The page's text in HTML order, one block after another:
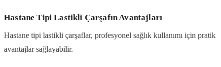
Hastane Tipi Lastikli Çarşafın Avantajları
Hastane tipi lastikli çarşaflar, profesyonel sağlık kullanımı için pratik
avantajlar sağlayabilir.